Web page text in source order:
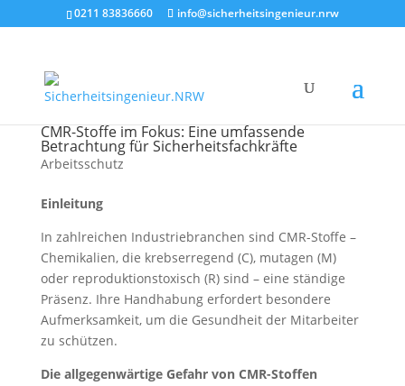
0211 83836660 info@sicherheitsingenieur.nrw
CMR-Stoffe im Fokus: Eine umfassende
Betrachtung für Sicherheitsfachkräfte
Arbeitsschutz
Einleitung
In zahlreichen Industriebranchen sind CMR-Stoffe –
Chemikalien, die krebserregend (C), mutagen (M)
oder reproduktionstoxisch (R) sind – eine ständige
Präsenz. Ihre Handhabung erfordert besondere
Aufmerksamkeit, um die Gesundheit der Mitarbeiter
zu schützen.
Die allgegenwärtige Gefahr von CMR-Stoffen